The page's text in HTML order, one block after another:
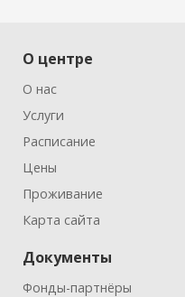
О центре
О нас
Услуги
Расписание
Цены
Проживание
Карта сайта
Документы
Фонды-партнёры